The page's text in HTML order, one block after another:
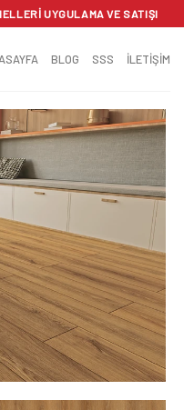
UYGULAMA VE SATIŞI
BLOG SSS İLETİŞİM